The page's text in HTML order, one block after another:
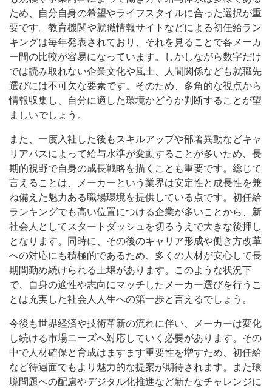
ため、自分自身の希望やライフスタイルに合った選択が重
要です。教育機関や就職情報サイトなどによる初任給ラン
キングは毎年発表されており、それを見ることで各メーカ
ー間の比較が容易になっています。しかしながら数字だけ
では読み取れない企業文化や風土、人間関係なども就職先
選びには不可欠な要素です。そのため、多角的な視点から
情報収集し、自分に適した環境かどうか判断することが望
ましいでしょう。
また、一度入社した後もスキルアップや部署異動などキャ
リアパスによって給与水準が変動することが多いため、長
期的視野で自身の成長戦略を描くことも重要です。総じて
言えることは、メーカーという業界は安定性と成長性を兼
ね備えた魅力ある職場環境を提供している点です。初任給
ランキングでも高い位置につける企業が多いことから、新
社会人としてスタートダッシュを切るうえで大きな後押し
となります。同時に、その後のキャリア形成や働き方改革
への対応にも積極的であるため、多くの人材が安心して長
期間勤め続けられる土壌があります。このような状況下
で、自身の適性や志向にマッチしたメーカー選びを行うこ
とは充実した社会人人生への第一歩と言えるでしょう。
今後も世界経済や技術革新の流れに伴い、メーカーは変化
し続ける市場ニーズへ対応していく必要があります。その
中で人材確保と育成はますます重要性を増すため、初任給
など待遇面でもより魅力的な提案が期待されます。また環
境問題への配慮やデジタル化推進など新たなチャレンジに